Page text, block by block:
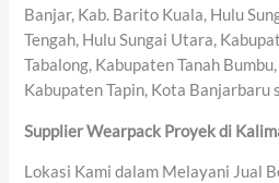
Banjar, Kab. Barito Kuala, Hulu
Tengah, Hulu Sungai Utara,
Tabalong, Kabupaten Tanah
Kabupaten Tapin, Kota
Supplier Wearpack Proyek di
Lokasi Kami dalam Melayani Jual